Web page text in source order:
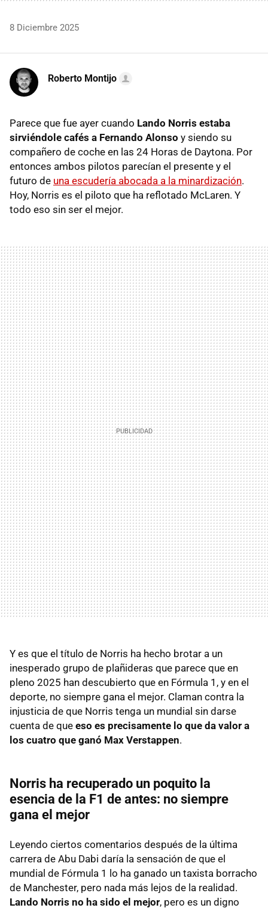
8 Diciembre 2025
Roberto Montijo
Parece que fue ayer cuando Lando Norris estaba
sirviéndole cafés a Fernando Alonso y siendo su
compañero de coche en las 24 Horas de Daytona. Por
entonces ambos pilotos parecían el presente y el
futuro de una escudería abocada a la minardización.
Hoy, Norris es el piloto que ha reflotado McLaren. Y
todo eso sin ser el mejor.
Y es que el título de Norris ha hecho brotar a un
inesperado grupo de plañideras que parece que en
pleno 2025 han descubierto que en Fórmula 1, y en el
deporte, no siempre gana el mejor. Claman contra la
injusticia de que Norris tenga un mundial sin darse
cuenta de que eso es precisamente lo que da valor a
los cuatro que ganó Max Verstappen.
Norris ha recuperado un poquito la
esencia de la F1 de antes: no siempre
gana el mejor
Leyendo ciertos comentarios después de la última
carrera de Abu Dabi daría la sensación de que el
mundial de Fórmula 1 lo ha ganado un taxista borracho
de Manchester, pero nada más lejos de la realidad.
Lando Norris no ha sido el mejor, pero es un digno